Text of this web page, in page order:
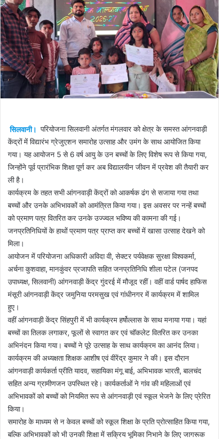
सिलवानी। परियोजना सिलवानी अंतर्गत मंगलवार को क्षेत्र के समस्त आंगनवाड़ी
केंद्रों में विद्यारंभ ग्रेजुएशन समारोह उत्साह और उमंग के साथ आयोजित किया
गया। यह आयोजन 5 से 6 वर्ष आयु के उन बच्चों के लिए विशेष रूप से किया गया,
जिन्होंने पूर्व प्रारंभिक शिक्षा पूर्ण कर अब विद्यालयीन जीवन में प्रवेश की तैयारी कर
ली है।
कार्यक्रम के तहत सभी आंगनवाड़ी केंद्रों को आकर्षक ढंग से सजाया गया तथा
बच्चों और उनके अभिभावकों को आमंत्रित किया गया। इस अवसर पर नन्हें बच्चों
को प्रमाण पत्र वितरित कर उनके उज्ज्वल भविष्य की कामना की गई।
जनप्रतिनिधियों के हाथों प्रमाण पत्र प्राप्त कर बच्चों में खासा उत्साह देखने को
मिला।
आयोजन में परियोजना अधिकारी अविदा वी, सेक्टर पर्यवेक्षक सुरक्षा विश्वकर्मा,
अर्चना कुशवाहा, मानकुंवर प्रजापति सहित जनप्रतिनिधि शीला पटेल (जनपद
उपाध्यक्ष, सिलवानी) आंगनवाड़ी केंद्र गुंदरई में मौजूद रहीं। वहीं वार्ड पार्षद हाफिस
मंसूरी आंगनवाड़ी केंद्र जमुनिया परमसुख एवं गांधीनगर में कार्यक्रम में शामिल
हुए।
वहीं आंगनवाड़ी केंद्र सिंहपुरी में भी कार्यक्रम हर्षोल्लास के साथ मनाया गया। यहां
बच्चों का तिलक लगाकर, फूलों से स्वागत कर एवं चॉकलेट वितरित कर उनका
अभिनंदन किया गया। बच्चों ने पूरे उत्साह के साथ कार्यक्रम का आनंद लिया।
कार्यक्रम की अध्यक्षता शिक्षक आशीष एवं वीरेंद्र कुमार ने की। इस दौरान
आंगनवाड़ी कार्यकर्ता प्रीति यादव, सहायिका मंगू बाई, अभिभावक भारती, बालचंद
सहित अन्य ग्रामीणजन उपस्थित रहे। कार्यकर्ताओं ने गांव की महिलाओं एवं
अभिभावकों को बच्चों को नियमित रूप से आंगनवाड़ी एवं स्कूल भेजने के लिए प्रेरित
किया।
समारोह के माध्यम से न केवल बच्चों को स्कूल शिक्षा के प्रति प्रोत्साहित किया गया,
बल्कि अभिभावकों को भी उनकी शिक्षा में सक्रिय भूमिका निभाने के लिए जागरूक